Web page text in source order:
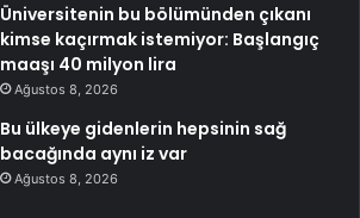
Üniversitenin bu bölümünden çıkanı
kimse kaçırmak istemiyor: Başlangıç
maaşı 40 milyon lira
Ağustos 8, 2026
Bu ülkeye gidenlerin hepsinin sağ
bacağında aynı iz var
Ağustos 8, 2026